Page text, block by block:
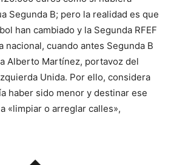
Segunda B; pero la realidad es que
han cambiado y la Segunda RFEF
nacional, cuando antes Segunda B
Alberto Martínez, portavoz del
Unida. Por ello, considera
haber sido menor y destinar ese
«limpiar o arreglar calles»,